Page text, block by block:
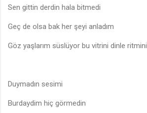
Sen gittin derdin hala bitmedi
Geç de olsa bak her şeyi anladım
Göz yaşlarım süslüyor bu vitrini dinle ritmini
Duymadın sesimi
Burdaydim hiç görmedin